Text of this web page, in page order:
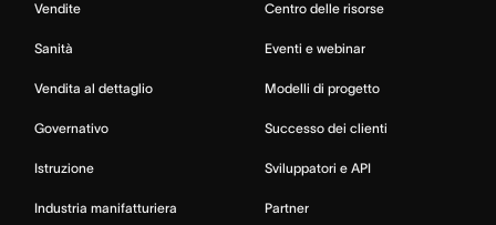
Vendite
Sanità
Vendita al dettaglio
Governativo
Istruzione
Industria manifatturiera
Centro delle risorse
Eventi e webinar
Modelli di progetto
Successo dei clienti
Sviluppatori e API
Partner